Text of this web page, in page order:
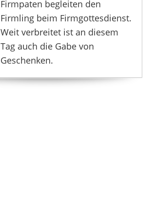
Firmpaten begleiten den
Firmling beim Firmgottesdienst.
Weit verbreitet ist an diesem
Tag auch die Gabe von
Geschenken.